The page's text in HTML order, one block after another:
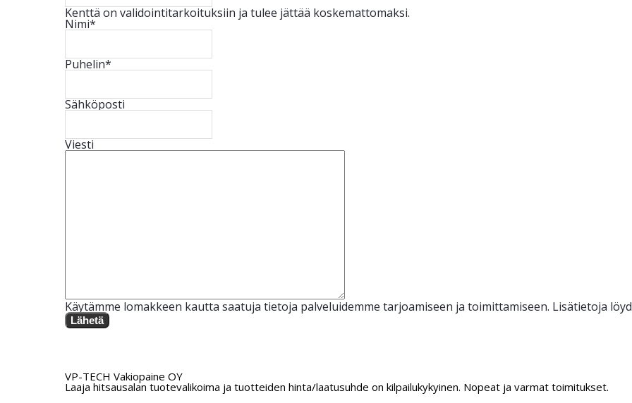
Kenttä on validointitarkoituksiin ja tulee jättää koskemattomaksi.
Nimi*
Puhelin*
Sähköposti
Viesti
Käytämme lomakkeen kautta saatuja tietoja palveluidemme tarjoamiseen ja toimittamiseen. Lisätietoja
Lähetä
VP-TECH Vakiopaine OY
Laaja hitsausalan tuotevalikoima ja tuotteiden hinta/laatusuhde on kilpailukykyinen. Nopeat ja varmat toimitukset.